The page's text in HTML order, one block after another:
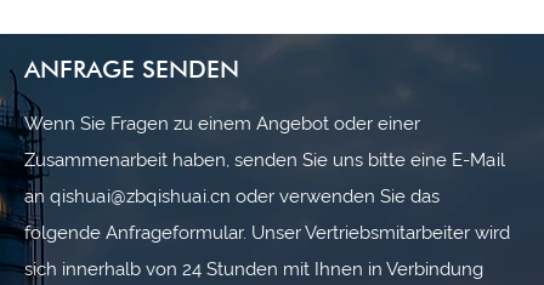
ANFRAGE SENDEN
Wenn Sie Fragen zu einem Angebot oder einer
Zusammenarbeit haben, senden Sie uns bitte eine E-Mail
an qishuai@zbqishuai.cn oder verwenden Sie das
folgende Anfrageformular. Unser Vertriebsmitarbeiter wird
sich innerhalb von 24 Stunden mit Ihnen in Verbindung